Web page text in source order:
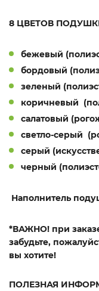
8 ЦВЕТОВ
бежевый
бордовый
зеленый
коричневый
салатовый
светло-серый
серый
черный
Наполнитель
*ВАЖНО! при
забудьте,
вы хотите!
ПОЛЕЗНАЯ